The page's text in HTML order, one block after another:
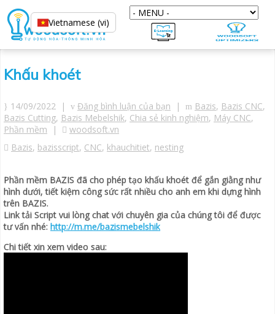
Khấu khoét
14/09/2022 | Đăng bình luận của bạn | Bazis, Bazis CNC,
Bazis Cutting, Bazis Mebelshik, Chia sẻ kinh nghiệm, Máy CNC,
Phần mềm |
woodsoft.vn
Bazis, bazisscript, CNC, khauchitiet, nesting
Phần mềm BAZIS đã cho phép tạo khấu khoét để gắn giằng như
hình dưới, tiết kiệm công sức rất nhiều cho anh em khi dựng hình
trên BAZIS.
Link tải Script vui lòng chat với chuyên gia của chúng tôi để được
tư vấn nhé: http://m.me/bazismebelshik
Chi tiết xin xem video sau:
Vietnamese (vi)